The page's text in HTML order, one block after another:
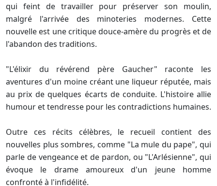
qui feint de travailler pour préserver son moulin,
malgré l'arrivée des minoteries modernes. Cette
nouvelle est une critique douce-amère du progrès et de
l'abandon des traditions.
"L'élixir du révérend père Gaucher" raconte les
aventures d'un moine créant une liqueur réputée, mais
au prix de quelques écarts de conduite. L'histoire allie
humour et tendresse pour les contradictions humaines.
Outre ces récits célèbres, le recueil contient des
nouvelles plus sombres, comme "La mule du pape", qui
parle de vengeance et de pardon, ou "L'Arlésienne", qui
évoque le drame amoureux d'un jeune homme
confronté à l'infidélité.